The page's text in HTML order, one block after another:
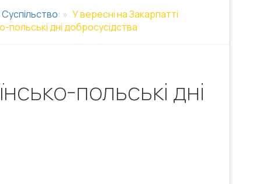
Суспільство
У вересні на Закарпатті
польські дні добросусідства
польські дні